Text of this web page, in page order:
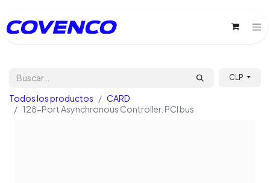
CLP
Todos los productos
CARD
128-Port Asynchronous Controller. PCI bus